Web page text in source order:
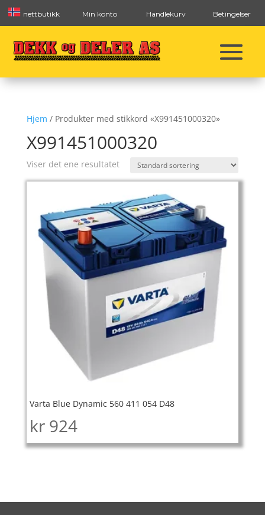
nettbutikk Min konto Handlekurv Betingelser
Hjem / Produkter med stikkord «X991451000320»
X991451000320
Viser det ene resultatet
Varta Blue Dynamic 560 411 054 D48
kr 924